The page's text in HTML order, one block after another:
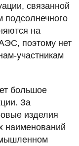
связанной
подсолнечного
на
поэтому нет
участникам
большое
За
изделия
наименований